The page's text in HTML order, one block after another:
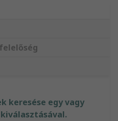
keresése egy vagy